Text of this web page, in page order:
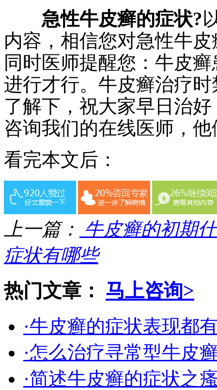
急性牛皮癣的症状?
内容，相信您对急性牛
同时医师提醒您：牛皮
进行才行。牛皮癣治疗
了解下，祝大家早日治
咨询我们的在线医师，
看完本文后：
上一篇： 牛皮癣的初期
症状有哪些
热门文章： 马上咨询>
·牛皮癣的症状表现都
·怎么治疗寻常型牛皮
·简述牛皮癣的症状之